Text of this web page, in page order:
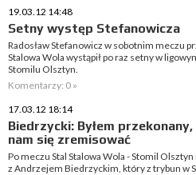
19.03.12 14:48
Setny występ Stefanowicza
Radosław Stefanowicz w sobotnim meczu
Stalowa Wola wystąpił po raz setny w
Stomilu Olsztyn.
Komentarzy: 0 »
17.03.12 18:14
Biedrzycki: Byłem przekonany,
nam się zremisować
Po meczu Stal Stalowa Wola - Stomil
z Andrzejem Biedrzyckim, który z trybun w